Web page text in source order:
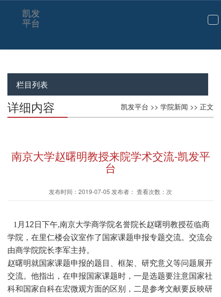
切
航
凯发
平台
栏目列表
凯发平台 >> 学院新闻 >> 正文
详细内容
南京大学赵曙明教授来院学术交流-凯发平
台
发布时间：2019-07-05 发布者： 查看次数：次
1月 12 日下午,南京大学商学院名誉院长赵曙明教授莅临商
学院，在里仁楼会议室作了国家课题申报专题交流。交流会
由商学院院长李军主持。
赵曙明就国家课题申报的题目、框架、研究意义等问题展开
交流。 他指出，在申报国家课题时，一是选题要注意国家社
科和国家自科在宏微观方面的区别，二是参考文献要反映研